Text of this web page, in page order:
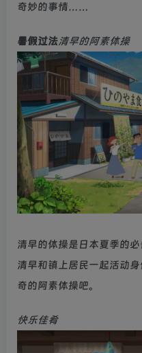
奇妙的事情……
暑假过法清早的阿素体操
清早的体操是日本夏季的
清早和镇上居民一起活动
奇的阿素体操吧。
快乐佳肴